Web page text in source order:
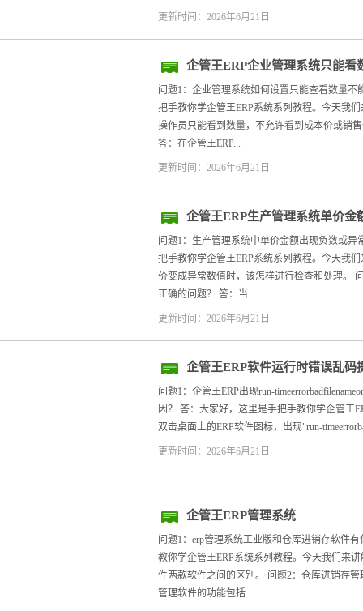
更新时间：2026年6月21日
企管王ERP企业管理系统只能看
问题1：企业管理系统如何设置只能查看数量
把手教你学企管王ERP系统系列教程。今天我
操作员只能看到数量，不允许看到成本价或销
答：在企管王ERP...
更新时间：2026年6月21日
企管王ERP生产管理系统单价金
问题1：生产管理系统中单价金额出现负数或
把手教你学企管王ERP系统系列教程。今天我
价变成异常数值时，该怎样进行检查和处理。
正确的问题？ 答：当...
更新时间：2026年6月21日
企管王ERP软件运行时错误乱码
问题1：企管王ERP出现run-
因？ 答：大家好，这里是手把手教你学企管王
双击桌面上的ERP软件图标，出现"run-
更新时间：2026年6月21日
企管王ERP管理系统
问题1：erp管理系统工业版和仓库进销存软件
教你学企管王ERP系统系列教程。今天我们来
件两款软件之间的区别。 问题2：仓库进销存
管理软件的功能包括...